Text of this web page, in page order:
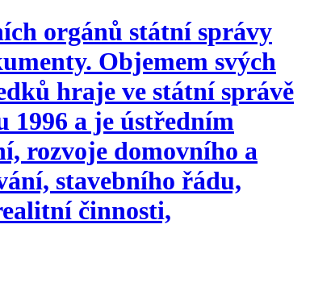
orgánů státní správy
Objemem svých
hraje ve státní správě
1996 a je ústředním
rozvoje domovního a
stavebního řádu,
činnosti,